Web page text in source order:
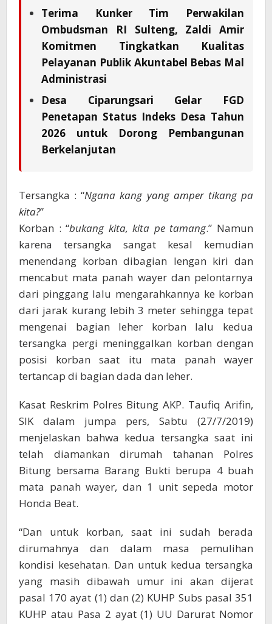
Terima Kunker Tim Perwakilan
Ombudsman RI Sulteng, Zaldi Amir
Komitmen Tingkatkan Kualitas
Pelayanan Publik Akuntabel Bebas Mal
Administrasi
Desa Ciparungsari Gelar FGD
Penetapan Status Indeks Desa Tahun
2026 untuk Dorong Pembangunan
Berkelanjutan
Tersangka : “Ngana kang yang amper tikang pa
kita?”
Korban : “bukang kita, kita pe tamang.” Namun
karena tersangka sangat kesal kemudian
menendang korban dibagian lengan kiri dan
mencabut mata panah wayer dan pelontarnya
dari pinggang lalu mengarahkannya ke korban
dari jarak kurang lebih 3 meter sehingga tepat
mengenai bagian leher korban lalu kedua
tersangka pergi meninggalkan korban dengan
posisi korban saat itu mata panah wayer
tertancap di bagian dada dan leher.
Kasat Reskrim Polres Bitung AKP. Taufiq Arifin,
SIK dalam jumpa pers, Sabtu (27/7/2019)
menjelaskan bahwa kedua tersangka saat ini
telah diamankan dirumah tahanan Polres
Bitung bersama Barang Bukti berupa 4 buah
mata panah wayer, dan 1 unit sepeda motor
Honda Beat.
“Dan untuk korban, saat ini sudah berada
dirumahnya dan dalam masa pemulihan
kondisi kesehatan. Dan untuk kedua tersangka
yang masih dibawah umur ini akan dijerat
pasal 170 ayat (1) dan (2) KUHP Subs pasal 351
KUHP atau Pasa 2 ayat (1) UU Darurat Nomor